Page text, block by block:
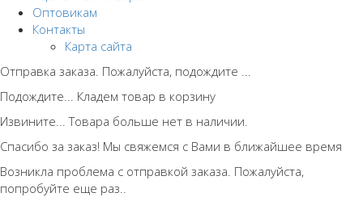
Оптовикам
Контакты
Карта сайта
Отправка заказа. Пожалуйста, подождите ...
Подождите... Кладем товар в корзину
Извините... Товара больше нет в наличии.
Спасибо за заказ! Мы свяжемся с Вами в ближайшее время
Возникла проблема с отправкой заказа. Пожалуйста,
попробуйте еще раз..